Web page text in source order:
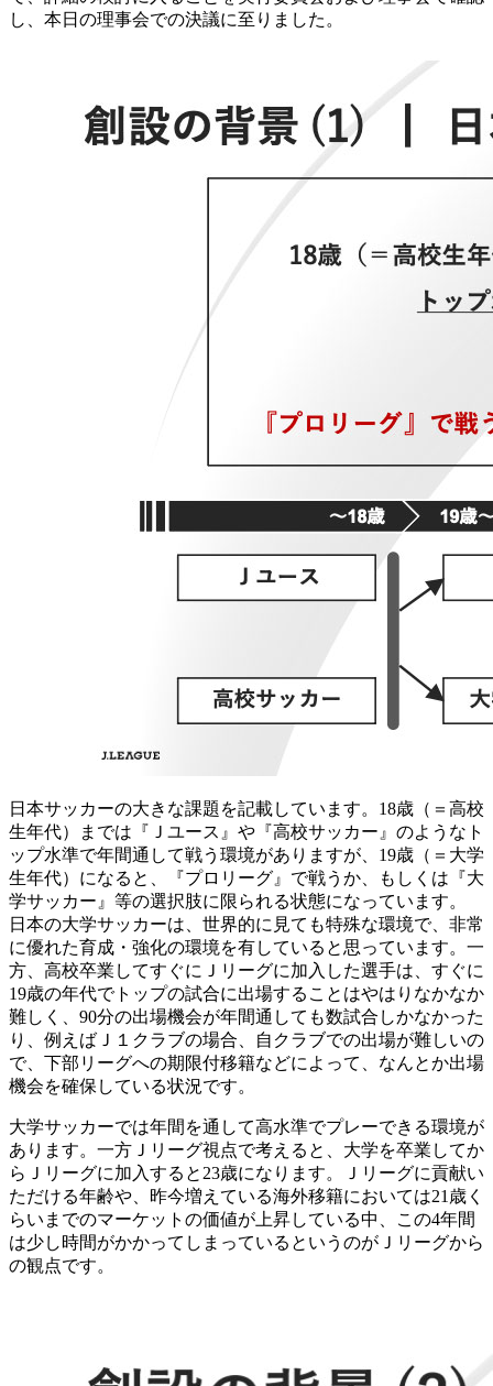
し、本日の理事会での決議に至りました。
日本サッカーの大きな課題を記載しています。18歳（＝高校
生年代）までは『Ｊユース』や『高校サッカー』のようなト
ップ水準で年間通して戦う環境がありますが、19歳（＝大学
生年代）になると、『プロリーグ』で戦うか、もしくは『大
学サッカー』等の選択肢に限られる状態になっています。
日本の大学サッカーは、世界的に見ても特殊な環境で、非常
に優れた育成・強化の環境を有していると思っています。一
方、高校卒業してすぐにＪリーグに加入した選手は、すぐに
19歳の年代でトップの試合に出場することはやはりなかなか
難しく、90分の出場機会が年間通しても数試合しかなかった
り、例えばＪ１クラブの場合、自クラブでの出場が難しいの
で、下部リーグへの期限付移籍などによって、なんとか出場
機会を確保している状況です。
大学サッカーでは年間を通して高水準でプレーできる環境が
あります。一方Ｊリーグ視点で考えると、大学を卒業してか
らＪリーグに加入すると23歳になります。Ｊリーグに貢献い
ただける年齢や、昨今増えている海外移籍においては21歳く
らいまでのマーケットの価値が上昇している中、この4年間
は少し時間がかかってしまっているというのがＪリーグから
の観点です。